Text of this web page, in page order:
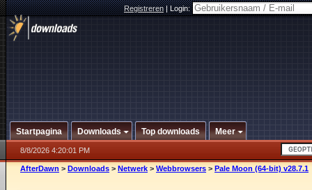
Registreren|Login:
Startpagina Downloads Top downloads Meer
8/8/2026 4:20:01 PM
AfterDawn > Downloads > Netwerk > Webbrowsers > Pale Moon (64-bit) v28.7.1